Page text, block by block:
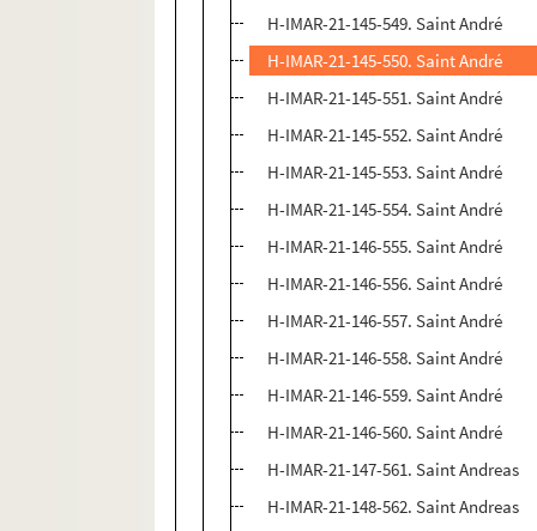
H-IMAR-21-145-549. Saint André
H-IMAR-21-145-550. Saint André
H-IMAR-21-145-551. Saint André
H-IMAR-21-145-552. Saint André
H-IMAR-21-145-553. Saint André
H-IMAR-21-145-554. Saint André
H-IMAR-21-146-555. Saint André
H-IMAR-21-146-556. Saint André
H-IMAR-21-146-557. Saint André
H-IMAR-21-146-558. Saint André
H-IMAR-21-146-559. Saint André
H-IMAR-21-146-560. Saint André
H-IMAR-21-147-561. Saint Andreas
H-IMAR-21-148-562. Saint Andreas